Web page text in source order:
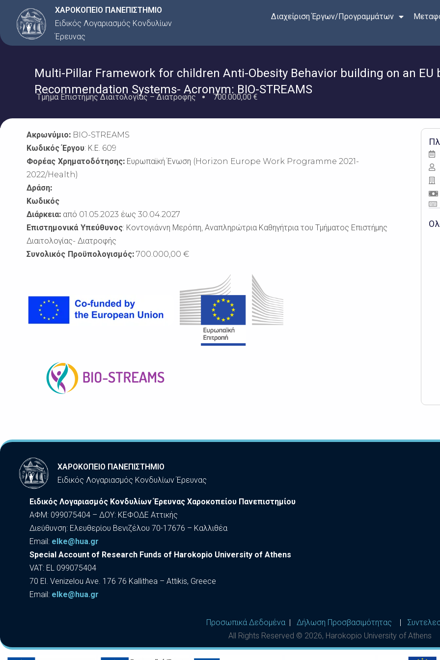
Μετάβαση
περιεχόμενο
ΧΑΡΟΚΟΠΕΙΟ ΠΑΝΕΠΙΣΤΗΜΙΟ
Ειδικός Λογαριασμός Κονδυλίων
Έρευνας
Διαχείριση Έργων/Προγραμμάτων
Multi-Pillar Framework for children Anti-Obesity Behavior building on an
Recommendation Systems- Acronym: BIO-STREAMS
Τμήμα Επιστήμης Διαιτολογίας – Διατροφής 700.000,00 €
Ακρωνύμιο:BIO-STREAMS
Κωδικός Έργου: Κ.Ε. 609
Φορέας Χρηματοδότησης:Ευρωπαϊκή Ένωση (Horizon Europe Work Programme 2021-
2022/Health)
Δράση:
Κωδικός
Διάρκεια:από 01.05.2023 έως 30.04.2027
Επιστημονικά Υπεύθυνος: Κοντογιάννη Μερόπη, Αναπληρώτρια Καθηγήτρια του Τμήματος Επιστήμης
Διαιτολογίας- Διατροφής
Συνολικός Προϋπολογισμός:700.000,00 €
ΧΑΡΟΚΟΠΕΙΟ ΠΑΝΕΠΙΣΤΗΜΙΟ
Ειδικός Λογαριασμός Κονδυλίων Έρευνας
Ειδικός Λογαριασμός Κονδυλίων Έρευνας Χαροκοπείου Πανεπιστημίου
ΑΦΜ: 099075404 – ΔΟΥ: ΚΕΦΟΔΕ Αττικής
Διεύθυνση: Ελευθερίου Βενιζέλου 70-17676 – Καλλιθέα
Εmail: elke@hua.gr
Special Account of Research Funds of Harokopio University of Athens
VAT: EL 099075404
70 El. Venizelou Ave. 176 76 Kallithea – Attikis, Greece
Εmail: elke@hua.gr
Προσωπικά Δεδομένα| Δήλωση Προσβασιμότητας
All Rights Reserved © 2026, Harokopio University of Athens